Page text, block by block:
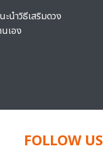
นำวิธีเสริมดวง
เอง
FOLLOW US